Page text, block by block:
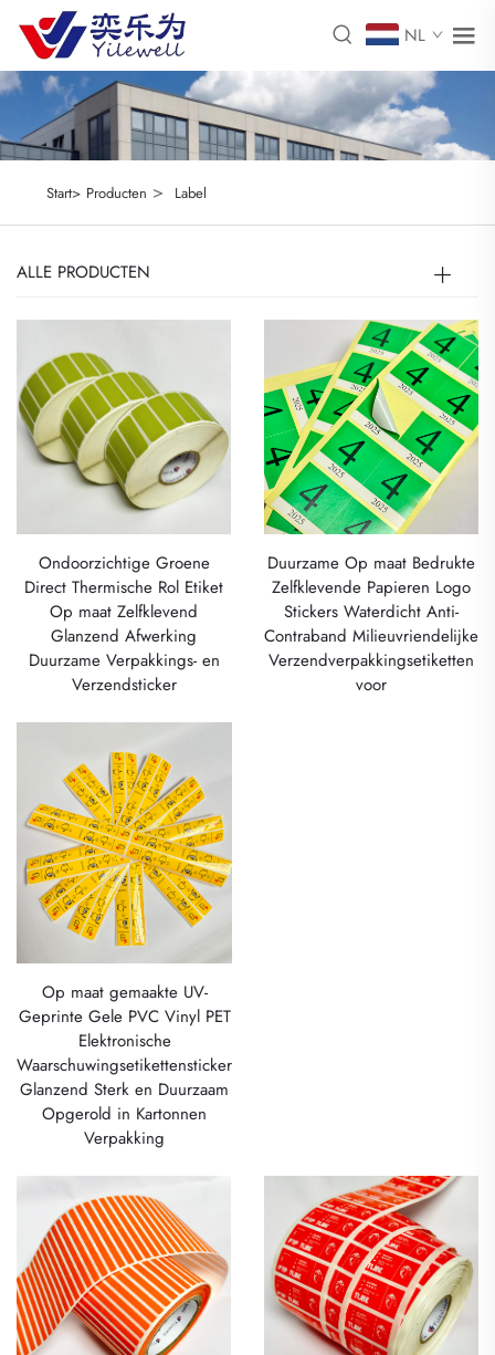
NL
Start> Producten > Label
ALLE PRODUCTEN
Ondoorzichtige Groene
Direct Thermische Rol Etiket
Op maat Zelfklevend
Glanzend Afwerking
Duurzame Verpakkings- en
Verzendsticker
Duurzame Op maat Bedrukte
Zelfklevende Papieren Logo
Stickers Waterdicht Anti-
Contraband Milieuvriendelijke
Verzendverpakkingsetiketten
voor
Op maat gemaakte UV-
Geprinte Gele PVC Vinyl PET
Elektronische
Waarschuwingsetikettensticker
Glanzend Sterk en Duurzaam
Opgerold in Kartonnen
Verpakking